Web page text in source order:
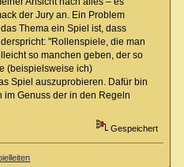
der Jury an. Ein Problem
Thema ein Spiel ist, dass
"Rollenspiele, die man
so manchen geben, der so
(beispielsweise ich)
Spiel auszuprobieren. Dafür bin
Genuss der in den Regeln
Gespeichert